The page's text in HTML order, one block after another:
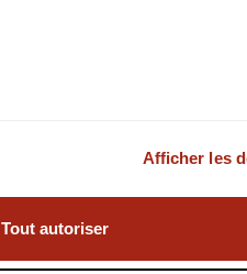
Afficher les
Tout autoriser